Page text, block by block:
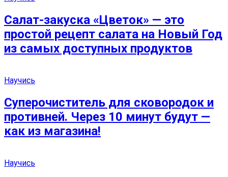
Салат-закуска «Цветок» — это
простой рецепт салата на Новый Год
из самых доступных продуктов
Научись
Суперочиститель для сковородок и
противней. Через 10 минут будут —
как из магазина!
Научись